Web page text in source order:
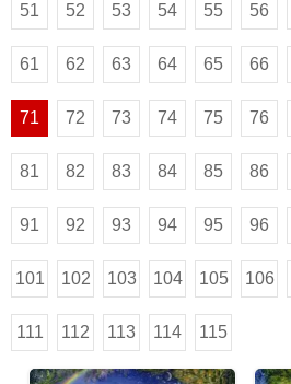
51 52 53 54 55 56
61 62 63 64 65 66
71 72 73 74 75 76
81 82 83 84 85 86
91 92 93 94 95 96
101 102 103 104 105 106
111 112 113 114 115